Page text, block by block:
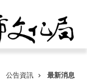
公告資訊 最新消息